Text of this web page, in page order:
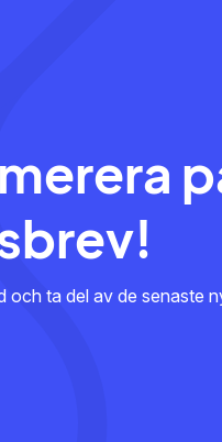
och ta del av de senaste